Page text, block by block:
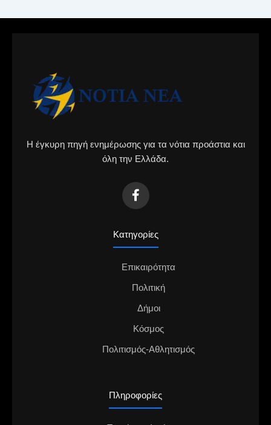
Η έγκυρη πηγή ενημέρωσης για τα νότια προάστια και
όλη την Ελλάδα.
Κατηγορίες
Επικαιρότητα
Πολιτική
Δήμοι
Κόσμος
Πολιτισμός-Αθλητισμός
Πληροφορίες